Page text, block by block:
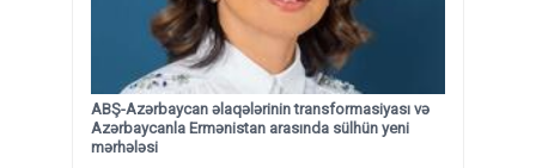
ABŞ-Azərbaycan əlaqələrinin transformasiyası və
Azərbaycanla Ermənistan arasında sülhün yeni
mərhələsi